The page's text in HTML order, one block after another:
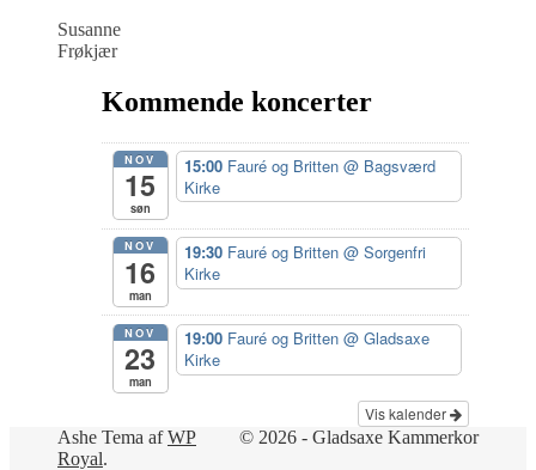
Susanne
Frøkjær
Kommende koncerter
NOV
15
søn
15:00 Fauré og Britten @ Bagsværd
Kirke
NOV
16
man
19:30 Fauré og Britten @ Sorgenfri
Kirke
NOV
23
man
19:00 Fauré og Britten @ Gladsaxe
Kirke
Vis kalender
© 2026 - Gladsaxe Kammerkor
Ashe Tema afWP
Royal.